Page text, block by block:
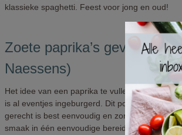
klassieke spaghetti. Feest voor jong en oud!
Zoete paprika’s gevuld met
Naessens)
Het idee van een paprika te vullen met gehakt
is al eventjes ingeburgerd. Dit populaire
gerecht is best eenvoudig en zorgt voor veel
smaak in één eenvoudige bereiding. Ook